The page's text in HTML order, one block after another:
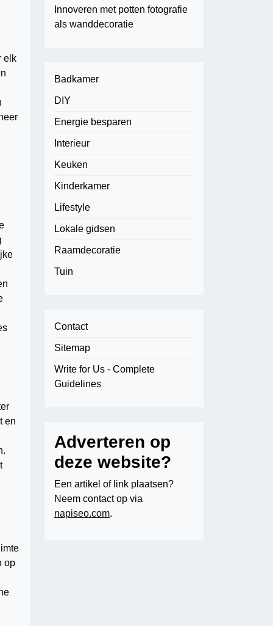
elk
en
op
Innoveren met potten fotografie
als wanddecoratie
Badkamer
DIY
Energie besparen
Interieur
Keuken
Kinderkamer
Lifestyle
Lokale gidsen
Raamdecoratie
Tuin
Contact
Sitemap
Write for Us - Complete
Guidelines
Adverteren op
deze website?
Een artikel of link plaatsen?
Neem contact op via
napiseo.com.